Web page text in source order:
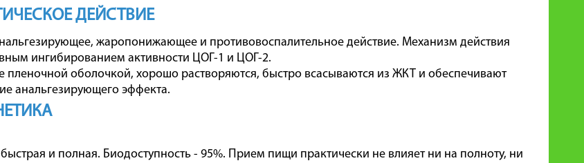
ДЕЙСТВИЕ
жаропонижающее и противовоспалительное действие. Механизм действия
ингибированием активности ЦОГ-1 и ЦОГ-2.
пленочной оболочкой, хорошо растворяются, быстро всасываются из ЖКТ и обеспечивают
анальгезирующего эффекта.
и полная. Биодоступность - 95%. Прием пищи практически не влияет ни на полноту, ни